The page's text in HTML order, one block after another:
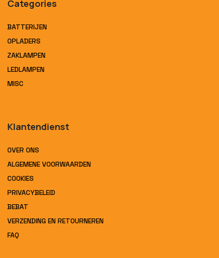
Categories
BATTERIJEN
OPLADERS
ZAKLAMPEN
LEDLAMPEN
MISC
Klantendienst
OVER ONS
ALGEMENE VOORWAARDEN
COOKIES
PRIVACYBELEID
BEBAT
VERZENDING EN RETOURNEREN
FAQ